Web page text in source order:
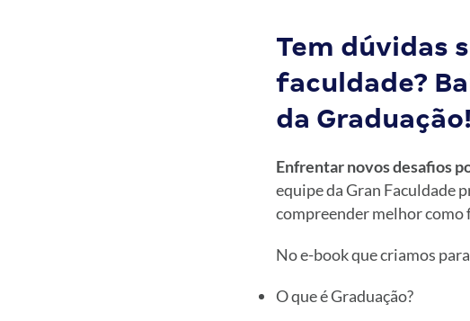
Tem dúvidas
faculdade?
da Graduação!
Enfrentar novos desafios
equipe da Gran Faculdade
compreender melhor como
No e-book que criamos
O que é Graduação?